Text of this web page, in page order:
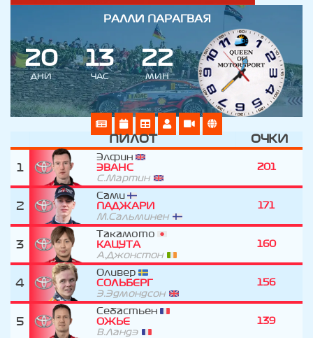
РАЛЛИ ПАРАГВАЯ
20
ДНИ
13
ЧАС
22
МИН
ПИЛОТ ОЧКИ
1
Элфин
ЭВАНС
С.Мартин
201
2
Сами
ПАДЖАРИ
М.Сальминен
171
3
Такамото
КАЦУТА
А.Джонстон
160
4
Оливер
СОЛЬБЕРГ
Э.Эдмондсон
156
5
Себастьен
ОЖЬЕ
В.Ландэ
139